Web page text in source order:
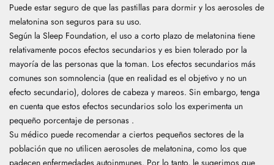
Puede estar seguro de que las pastillas para dormir y los aerosoles de
melatonina son seguros para su uso.
Según la Sleep Foundation, el uso a corto plazo de melatonina tiene
relativamente pocos efectos secundarios y es bien tolerado por la
mayoría de las personas que la toman. Los efectos secundarios más
comunes son somnolencia (que en realidad es el objetivo y no un
efecto secundario), dolores de cabeza y mareos. Sin embargo, tenga
en cuenta que estos efectos secundarios solo los experimenta un
pequeño porcentaje de personas .
Su médico puede recomendar a ciertos pequeños sectores de la
población que no utilicen aerosoles de melatonina, como los que
padecen enfermedades autoinmunes. Por lo tanto, le sugerimos que